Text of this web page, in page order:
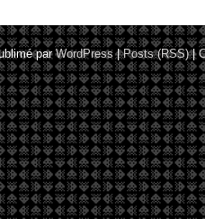
parWordPress |Posts (RSS)|